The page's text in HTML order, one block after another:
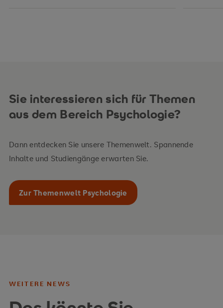
Sie interessieren sich für Themen
aus dem Bereich Psychologie?
Dann entdecken Sie unsere Themenwelt. Spannende
Inhalte und Studiengänge erwarten Sie.
Zur Themenwelt Psychologie
WEITERE NEWS